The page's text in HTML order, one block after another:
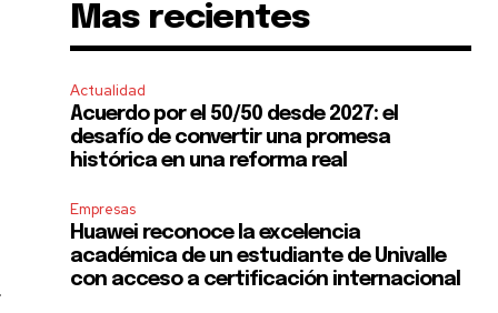
Mas recientes
Actualidad
Acuerdo por el 50/50 desde 2027: el
desafío de convertir una promesa
histórica en una reforma real
Empresas
Huawei reconoce la excelencia
académica de un estudiante de Univalle
con acceso a certificación internacional